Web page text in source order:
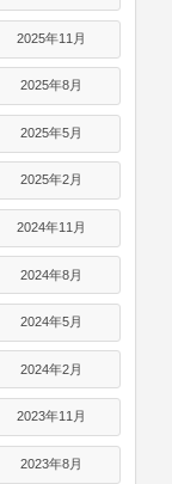
2025年11月
2025年8月
2025年5月
2025年2月
2024年11月
2024年8月
2024年5月
2024年2月
2023年11月
2023年8月